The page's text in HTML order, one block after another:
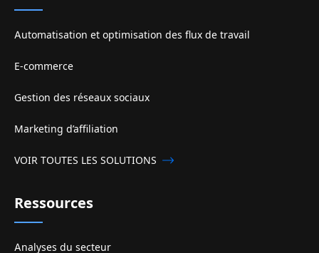
Automatisation et optimisation des flux de travail
E-commerce
Gestion des réseaux sociaux
Marketing d’affiliation
VOIR TOUTES LES SOLUTIONS
Ressources
Analyses du secteur